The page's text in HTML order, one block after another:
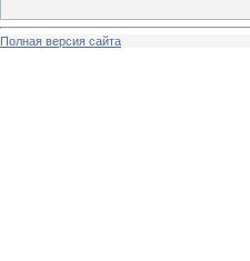
Полная версия сайта